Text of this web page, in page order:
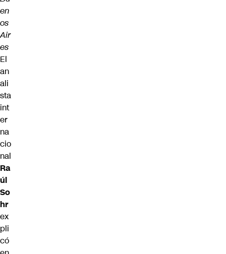
en
os
Air
es
El
an
ali
sta
int
er
na
cio
nal
Ra
úl
So
hr
ex
pli
có